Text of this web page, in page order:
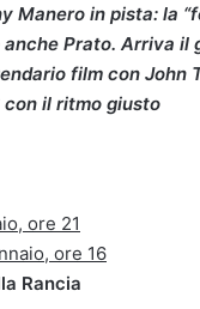
Manero in pista: la
Prato. Arriva il
film con John
il ritmo giusto
ore 21
ore 16
Rancia